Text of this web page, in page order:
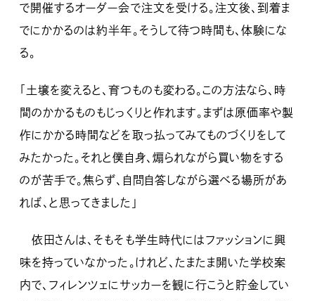
で開催するオーダー会で注文を受ける。注文後、到着ま
でにかかるのは約半年。そうして待つ時間も、体験にな
る。
「土壌を変えると、育つものも変わる。この方法なら、時
間のかかるものもじっくりと作れます。まずは原価率や製
作にかかる時間などを取っ払ってみてものづくりをして
みたかった。それと僕自身、煽られながら買い物をする
のが苦手で。焦らず、自問自答しながら選べる場所があ
れば、と思ってきました」
依田さんは、そもそも学生時代にはファッションに興
味を持っていなかった。けれど、たまたま開いた学校案
内で、フィレンツェにサッカーを観に行こうと貯金してい